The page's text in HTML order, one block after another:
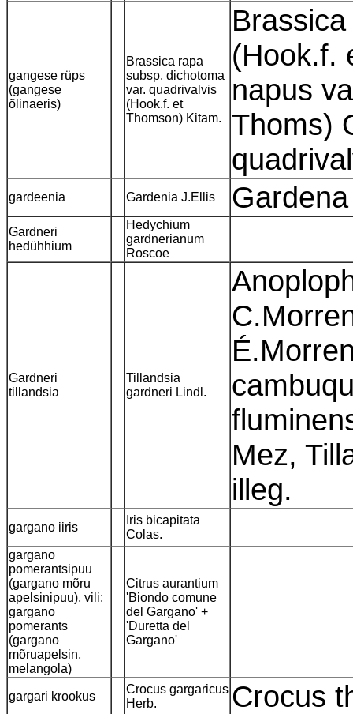
gangese rüps
(gangese
õlinaeris)
Brassica rapa
subsp. dichotoma
var. quadrivalvis
(Hook.f. et
Thomson) Kitam.
(Hook.f.
napus
Thoms)
gardeenia Gardenia J.Ellis
Gardneri
hedühhium
Hedychium
gardnerianum
Roscoe
Gardneri
tillandsia
Tillandsia
gardneri Lindl.
Mez,
illeg.
gargano iiris
Iris bicapitata
Colas.
gargano
pomerantsipuu
(gargano mõru
apelsinipuu), vili:
gargano
pomerants
(gargano
mõruapelsin,
melangola)
Citrus aurantium
'Biondo comune
del Gargano' +
'Duretta del
Gargano'
gargari krookus
Crocus gargaricus
Herb.
Crocus